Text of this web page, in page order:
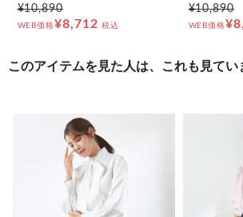
¥10,890
WEB価格¥8,712 税込
¥10,890
WEB価格
このアイテムを見た人は、これも見てい